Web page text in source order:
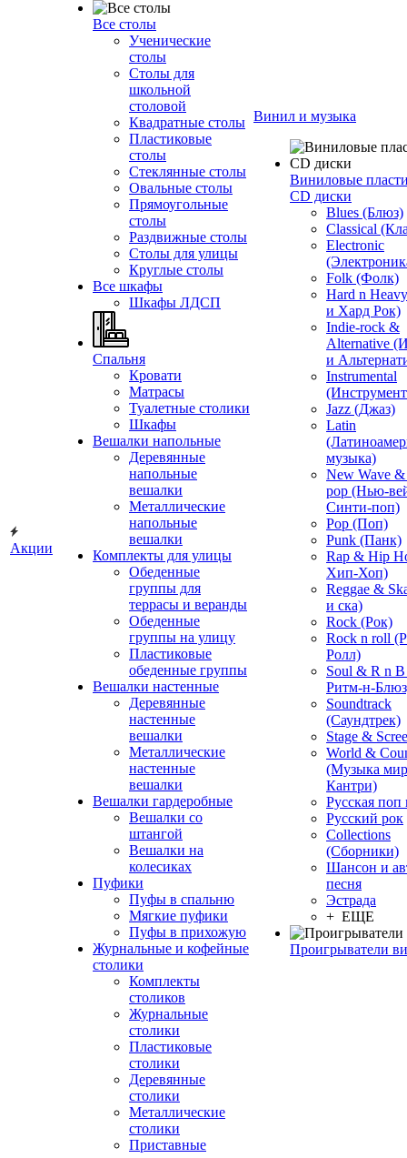
Акции
Все столы
Ученические
столы
Столы для
школьной
столовой
Квадратные столы
Пластиковые
столы
Стеклянные столы
Овальные столы
Прямоугольные
столы
Раздвижные столы
Столы для улицы
Круглые столы
Все шкафы
Шкафы ЛДСП
Спальня
Кровати
Матрасы
Туалетные столики
Шкафы
Вешалки напольные
Деревянные
напольные
вешалки
Металлические
напольные
вешалки
Комплекты для улицы
Обеденные
группы для
террасы и веранды
Обеденные
группы на улицу
Пластиковые
обеденные группы
Вешалки настенные
Деревянные
настенные
вешалки
Металлические
настенные
вешалки
Вешалки гардеробные
Вешалки со
штангой
Вешалки на
колесиках
Пуфики
Пуфы в спальню
Мягкие пуфики
Пуфы в прихожую
Журнальные и кофейные
столики
Комплекты
столиков
Журнальные
столики
Пластиковые
столики
Деревянные
столики
Металлические
столики
Приставные
Винил и музыка
Виниловые
CD диски
Blues (Блюз)
Classical
Electronic
Folk (Фолк)
Hard n
и Хард Рок)
Indie-rock &
Alternative
и
Instrumental
Jazz (Джаз)
Latin
музыка)
New Wave
pop (Нью-
Синти-поп)
Pop (Поп)
Punk (Панк)
Rap & Hip
Хип-Хоп)
Reggae &
и ска)
Rock (Рок)
Rock n roll
Ролл)
Soul & R n
Ритм-н-
Soundtrack
(Саундтрек)
Stage &
World &
(Музыка
Кантри)
Русская поп
Русский рок
Сollections
(Сборники)
Шансон и
песня
Эстрада
+ ЕЩЕ
Проигрыватели